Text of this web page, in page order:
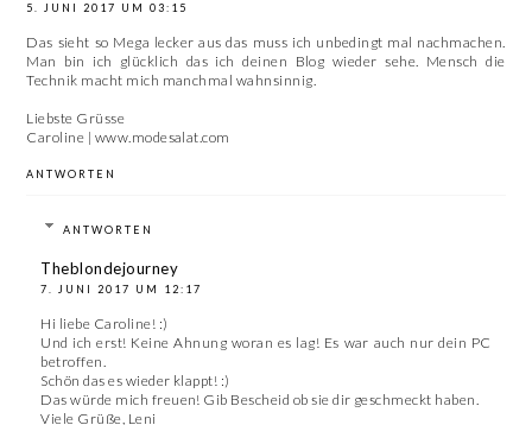
5. JUNI 2017 UM 03:15
Das sieht so Mega lecker aus das muss ich unbedingt mal nachmachen.
Man bin ich glücklich das ich deinen Blog wieder sehe. Mensch die
Technik macht mich manchmal wahnsinnig.
Liebste Grüsse
Caroline | www.modesalat.com
ANTWORTEN
ANTWORTEN
Theblondejourney
7. JUNI 2017 UM 12:17
Hi liebe Caroline! :)
Und ich erst! Keine Ahnung woran es lag! Es war auch nur dein PC
betroffen.
Schön das es wieder klappt! :)
Das würde mich freuen! Gib Bescheid ob sie dir geschmeckt haben.
Viele Grüße, Leni